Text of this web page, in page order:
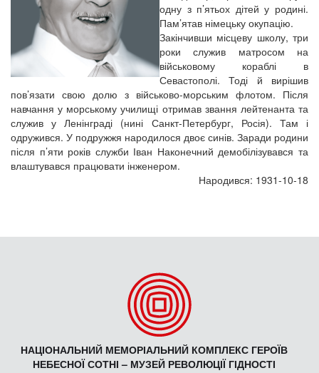
одну з п’ятьох дітей у родині.
Пам’ятав німецьку окупацію.
Закінчивши місцеву школу, три
роки служив матросом на
військовому кораблі в
Севастополі. Тоді й вирішив
пов’язати свою долю з військово-морським флотом. Після
навчання у морському училищі отримав звання лейтенанта та
служив у Ленінграді (нині Санкт-Петербург, Росія). Там і
одружився. У подружжя народилося двоє синів. Заради родини
після п’яти років служби Іван Наконечний демобілізувався та
влаштувався працювати інженером.
Народився: 1931-10-18
НАЦІОНАЛЬНИЙ МЕМОРІАЛЬНИЙ КОМПЛЕКС ГЕРОЇВ
НЕБЕСНОЇ СОТНІ – МУЗЕЙ РЕВОЛЮЦІЇ ГІДНОСТІ